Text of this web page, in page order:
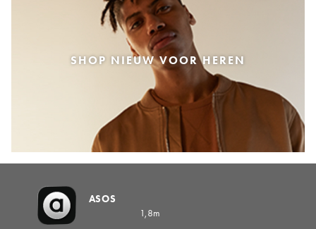
SHOP NIEUW VOOR HEREN
ASOS
1,8m